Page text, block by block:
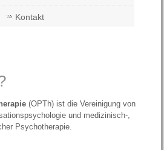
Kontakt
(OPTh) ist die Vereinigung von
und medizinisch-,
Psychotherapie.